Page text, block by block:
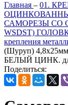
Главная – 01.
САМОРЕЗЫ СО
WSDST)
крепления
(Шуруп)
БЕЛЫЙ ЦИНК. для
Поделиться: